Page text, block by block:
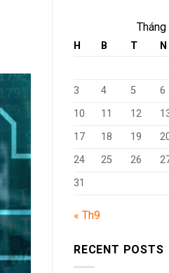
H B T N
3
4 5 6
10
11 12
17
18 19
24
25 26
31
« Th9
RECENT POSTS